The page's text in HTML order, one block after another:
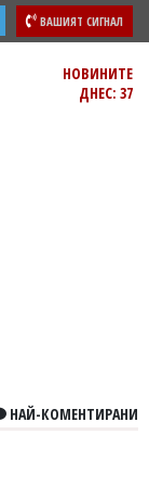
ВАШИЯТ СИГНАЛ
НОВИНИТЕ
ДНЕС: 37
НАЙ-КОМЕНТИРАНИ